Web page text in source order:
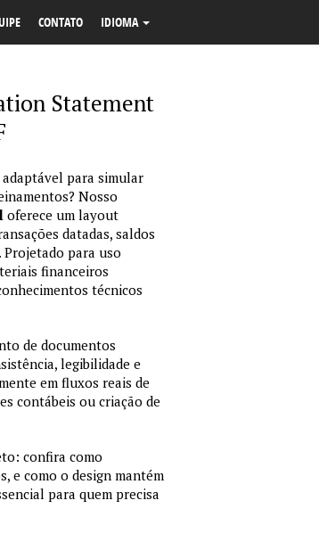
CONTATO IDIOMA
Statement
para simular
Nosso
oferece um layout
datadas, saldos
para uso
financeiros
técnicos
de documentos
legibilidade e
em fluxos reais de
contábeis ou criação de
confira como
e como o design mantém
para quem precisa